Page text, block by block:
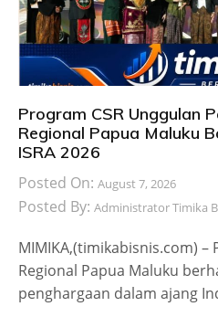
Program CSR Unggulan
Regional Papua Maluku
ISRA 2026
Posted On: August 7, 2026
Posted By: Administrator Timika
MIMIKA,(timikabisnis.com) –
Regional Papua Maluku
penghargaan dalam ajang